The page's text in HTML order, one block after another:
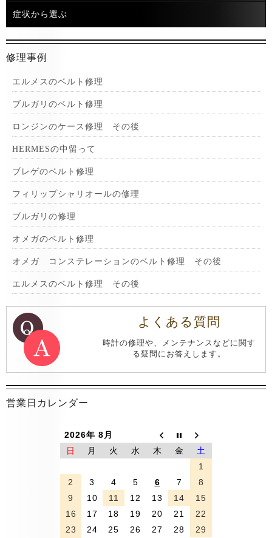
症状から選ぶ
修理事例
エルメスのベルト修理
ブルガリのベルト修理
ロンジンのケース修理 その後
HERMESの中留って
ブレゲのベルト修理
フィリップシャリオールの修理
ブルガリの修理
オメガのベルト修理
オメガ コンステレーションのベルト修理 その後
エルメスのベルト修理 その後
よくある質問
時計の修理や、メンテナンスなどに関す
る疑問にお答えします。
営業日カレンダー
2026年 8月
日
月 火 水 木 金
土
1
2
3 4 5 6 7
8
9
10 11 12 13 14
15
16
17 18 19 20 21
22
23
24 25 26 27 28
29